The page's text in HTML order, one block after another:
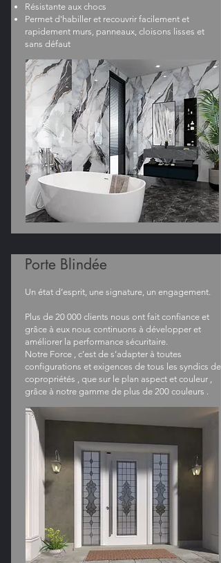
Résistante aux chocs
Permet d'habiller et recouvrir facilement et
rapidement murs, panneaux, cloisons lisses et
sans défaut
Porte Blindée
Un état d’esprit, une signature, un engagement.
Plus de 20 000 clients nous ont fait confiance et
grâce à eux nous continuons à développer et
améliorer la performance sécuritaire.
Notre Force , c’est de s’adapter à toutes
configurations et exigences de tous les syndics de
copropriétés , que sur le plan aspect et couleur ,
grâce à notre gamme de plus de 200 couleurs .